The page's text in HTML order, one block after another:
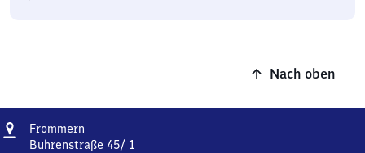
Nach oben
Adresse
Frommern
Buhrenstraße 45/ 1